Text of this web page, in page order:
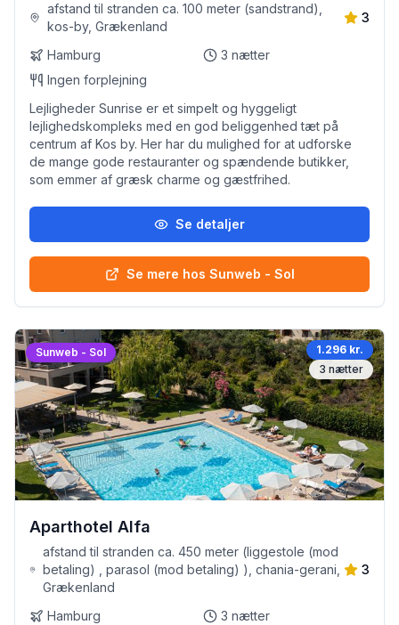
afstand til stranden ca. 100 meter (sandstrand),
kos-by, Grækenland
3
Hamburg 3 nætter
Ingen forplejning
Lejligheder Sunrise er et simpelt og hyggeligt
lejlighedskompleks med en god beliggenhed tæt på
centrum af Kos by. Her har du mulighed for at udforske
de mange gode restauranter og spændende butikker,
som emmer af græsk charme og gæstfrihed.
Se detaljer
Se mere hos Sunweb - Sol
Sunweb - Sol
1.296 kr.
3 nætter
Aparthotel Alfa
afstand til stranden ca. 450 meter (liggestole (mod
betaling) , parasol (mod betaling) ), chania-gerani,
Grækenland
3
Hamburg 3 nætter